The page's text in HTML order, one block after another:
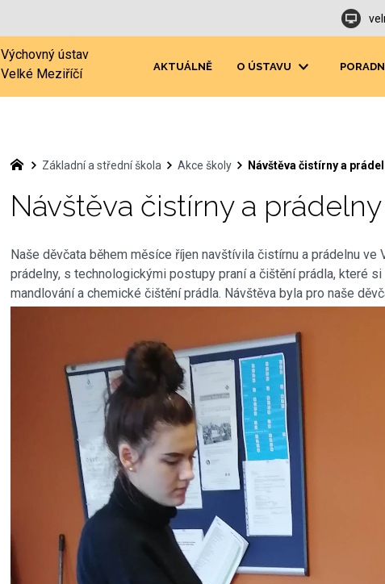
Výchovný ústav
Velké Meziříčí
AKTUÁLNĚ O ÚSTAVU
Základní a střední škola Akce školy Návštěva čistírny a
Návštěva čistírny a
Naše děvčata během měsíce říjen navštívila čistírnu a prádelnu
prádelny, s technologickými postupy praní a čištění prádla, které
mandlování a chemické čištění prádla. Návštěva byla pro naše